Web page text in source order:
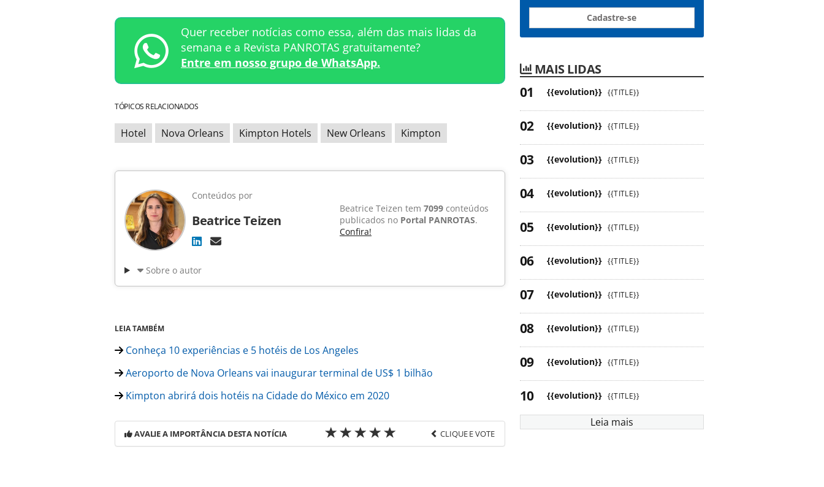
Quer receber notícias como essa, além das mais lidas da
semana e a Revista PANROTAS gratuitamente?
Entre em nosso grupo de WhatsApp.
TÓPICOS RELACIONADOS
Hotel Nova Orleans Kimpton Hotels New Orleans Kimpton
Conteúdos por
Beatrice Teizen
Beatrice Teizen tem 7099 conteúdos
publicados no Portal PANROTAS.
Confira!
Sobre o autor
LEIA TAMBÉM
Conheça 10 experiências e 5 hotéis de Los Angeles
Aeroporto de Nova Orleans vai inaugurar terminal de US$ 1 bilhão
Kimpton abrirá dois hotéis na Cidade do México em 2020
AVALIE A IMPORTÂNCIA DESTA NOTÍCIA CLIQUE E VOTE
Cadastre-se
MAIS LIDAS
{{evolution}} {{TITLE}}
{{evolution}} {{TITLE}}
{{evolution}} {{TITLE}}
{{evolution}} {{TITLE}}
{{evolution}} {{TITLE}}
{{evolution}} {{TITLE}}
{{evolution}} {{TITLE}}
{{evolution}} {{TITLE}}
{{evolution}} {{TITLE}}
{{evolution}} {{TITLE}}
Leia mais